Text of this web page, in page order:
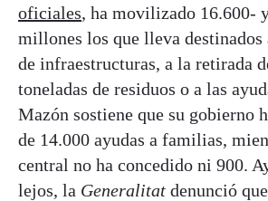
oficiales, ha movilizado 16.600-
millones los que lleva destinados
de infraestructuras, a la retirada
toneladas de residuos o a las
Mazón sostiene que su gobierno
de 14.000 ayudas a familias,
central no ha concedido ni 900.
lejos, la Generalitat denunció